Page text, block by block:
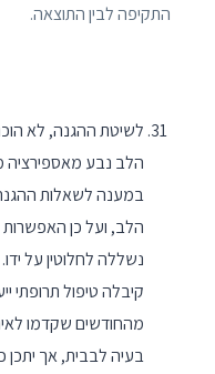
התקיפה לבין התוצאה.
לשיטת ההגנה, לא
הלב נבע מאספירציה
במענה לשאלות ההגנה
הלב, ועל כן
נשללה לחלוטין על
קיבלה טיפול תרופתי
מהחודשים שקדמו
בעיה לבבית, אך